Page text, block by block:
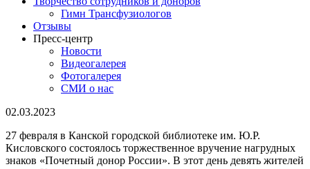
Гимн Трансфузиологов
Отзывы
Пресс-центр
Новости
Видеогалерея
Фотогалерея
СМИ о нас
02.03.2023
27 февраля в Канской городской библиотеке им. Ю.Р.
Кисловского состоялось торжественное вручение нагрудных
знаков «Почетный донор России». В этот день девять жителей